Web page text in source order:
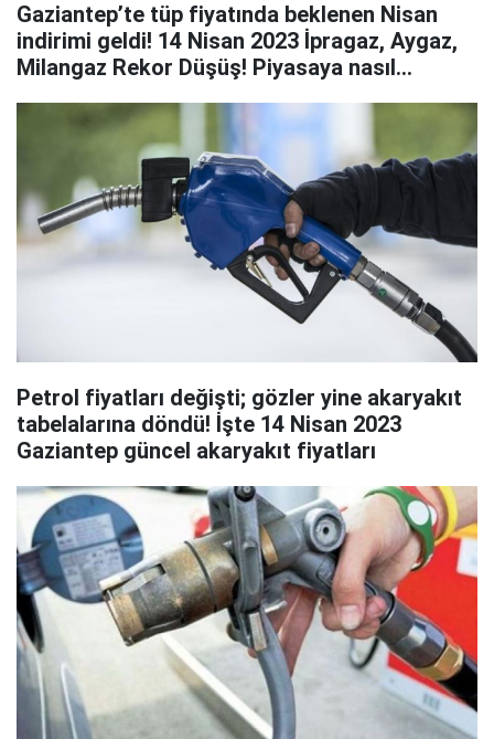
Gaziantep’te tüp fiyatında beklenen Nisan
indirimi geldi! 14 Nisan 2023 İpragaz, Aygaz,
Milangaz Rekor Düşüş! Piyasaya nasıl
Petrol fiyatları değişti; gözler yine akaryakıt
tabelalarına döndü! İşte 14 Nisan 2023
Gaziantep güncel akaryakıt fiyatları